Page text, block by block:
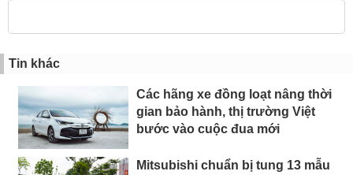
Tin khác
Các hãng xe đồng loạt nâng thời
gian bảo hành, thị trường Việt
bước vào cuộc đua mới
Mitsubishi chuẩn bị tung 13 mẫu